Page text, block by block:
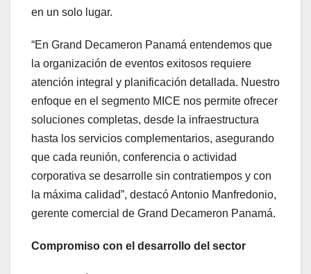
en un solo lugar.
“En Grand Decameron Panamá entendemos que
la organización de eventos exitosos requiere
atención integral y planificación detallada. Nuestro
enfoque en el segmento MICE nos permite ofrecer
soluciones completas, desde la infraestructura
hasta los servicios complementarios, asegurando
que cada reunión, conferencia o actividad
corporativa se desarrolle sin contratiempos y con
la máxima calidad”, destacó Antonio Manfredonio,
gerente comercial de Grand Decameron Panamá.
Compromiso con el desarrollo del sector